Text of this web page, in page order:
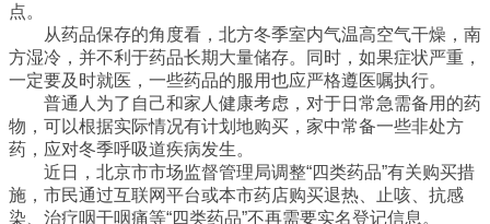
点。
从药品保存的角度看，北方冬季室内气温高空气干燥，南
方湿冷，并不利于药品长期大量储存。同时，如果症状严重，
一定要及时就医，一些药品的服用也应严格遵医嘱执行。
普通人为了自己和家人健康考虑，对于日常急需备用的药
物，可以根据实际情况有计划地购买，家中常备一些非处方
药，应对冬季呼吸道疾病发生。
近日，北京市市场监督管理局调整“四类药品”有关购买措
施，市民通过互联网平台或本市药店购买退热、止咳、抗感
染、治疗咽干咽痛等“四类药品”不再需要实名登记信息。